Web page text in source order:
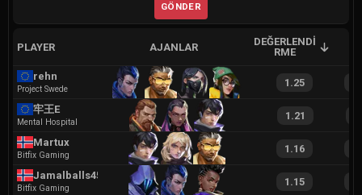
GÖNDER
PLAYER AJANLAR
DEĞERLENDI
RME
rehn
Project Swede
1.25
牢王E
Mental Hospital
1.21
Martux
Bitfix Gaming
1.16
Jamalballs45
Bitfix Gaming
1.15